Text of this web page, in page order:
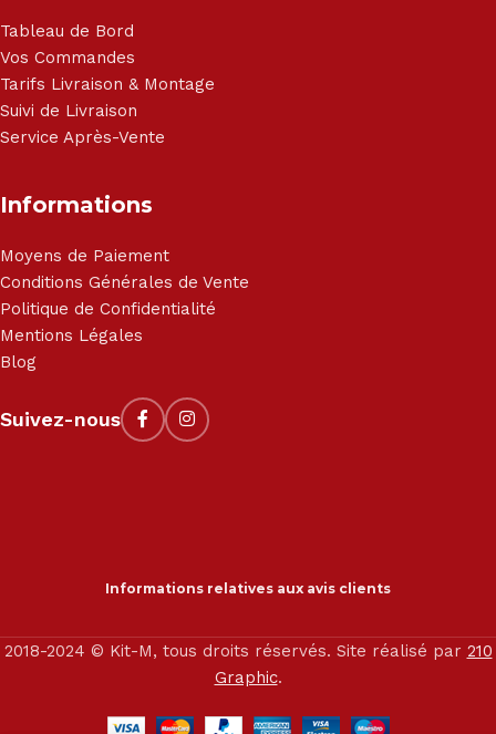
Tableau de Bord
Vos Commandes
Tarifs Livraison & Montage
Suivi de Livraison
Service Après-Vente
Informations
Moyens de Paiement
Conditions Générales de Vente
Politique de Confidentialité
Mentions Légales
Blog
Suivez-nous
Informations relatives aux avis clients
2018-2024 © Kit-M, tous droits réservés. Site réalisé par 210
Graphic.